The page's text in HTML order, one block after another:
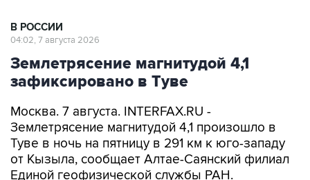
В РОССИИ
04:02, 7 августа 2026
Землетрясение магнитудой 4,1
зафиксировано в Туве
Москва. 7 августа. INTERFAX.RU -
Землетрясение магнитудой 4,1 произошло в
Туве в ночь на пятницу в 291 км к юго-западу
от Кызыла, сообщает Алтае-Саянский филиал
Единой геофизической службы РАН.